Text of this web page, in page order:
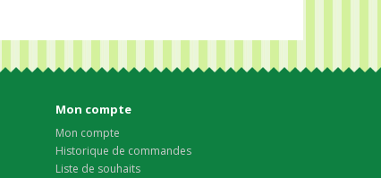
Mon compte
Mon compte
Historique de commandes
Liste de souhaits